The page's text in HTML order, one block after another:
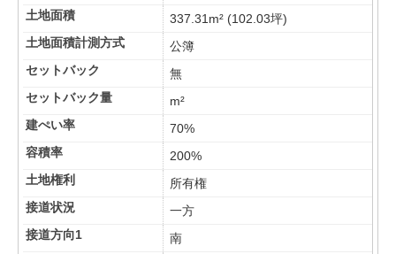
土地面積
337.31m² (102.03坪)
土地面積計測方式
公簿
セットバック
無
セットバック量
m²
建ぺい率
70%
容積率
200%
土地権利
所有権
接道状況
一方
接道方向1
南